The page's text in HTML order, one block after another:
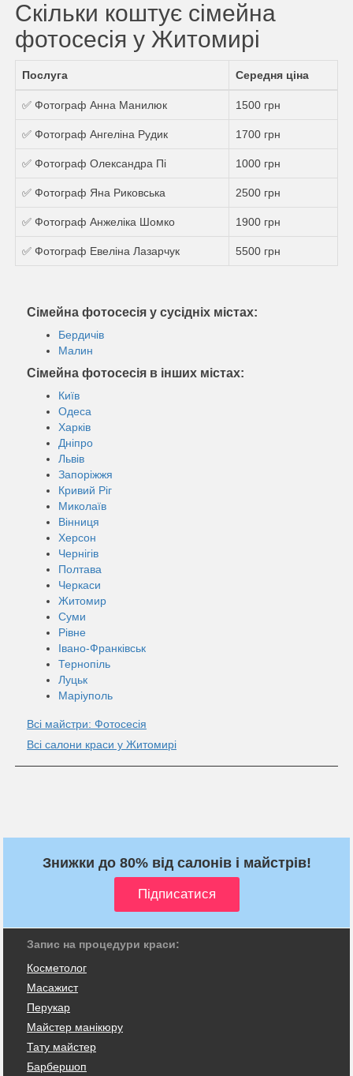
Скільки коштує сімейна
фотосесія у Житомирі
Послуга Середня ціна
✅ Фотограф Анна Манилюк 1500 грн
✅ Фотограф Ангеліна Рудик 1700 грн
✅ Фотограф Олександра Пі 1000 грн
✅ Фотограф Яна Риковська 2500 грн
✅ Фотограф Анжеліка Шомко 1900 грн
✅ Фотограф Евеліна Лазарчук 5500 грн
Сімейна фотосесія у сусідніх містах:
Бердичів
Малин
Сімейна фотосесія в інших містах:
Київ
Одеса
Харків
Дніпро
Львів
Запоріжжя
Кривий Ріг
Миколаїв
Вінниця
Херсон
Чернігів
Полтава
Черкаси
Житомир
Суми
Рівне
Івано-Франківськ
Тернопіль
Луцьк
Маріуполь
Всі майстри: Фотосесія
Всі салони краси у Житомирі
Знижки до 80% від салонів і майстрів!
Запис на процедури краси:
Косметолог
Масажист
Перукар
Майстер манікюру
Тату майстер
Барбершоп